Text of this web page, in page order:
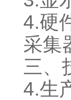
4.硬
采集
三、
4.生